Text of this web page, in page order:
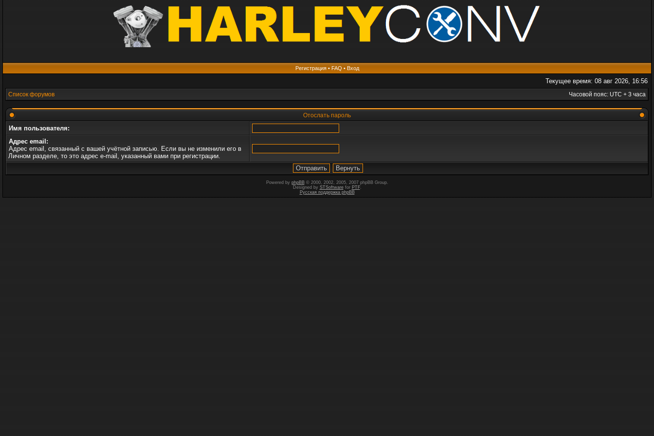
Регистрация• FAQ • Вход
Текущее время: 08 авг 2026, 16:56
Список форумов Часовой пояс: UTC + 3 часа
Отослать пароль
Имя пользователя:
Адрес email:
Адрес email, связанный с вашей учётной записью. Если вы не изменили его в
Личном разделе, то это адрес e-mail, указанный вами при регистрации.
Powered by phpBB© 2000, 2002, 2005, 2007 phpBB Group.
Designed by STSoftwarefor PTF.
Русская поддержка phpBB